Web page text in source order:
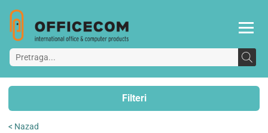
Filteri
< Nazad